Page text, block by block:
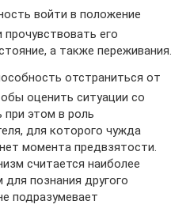
войти в положение
прочувствовать его
а также переживания.
отстраниться от
оценить ситуации со
этом в роль
для которого чужда
момента предвзятости.
считается наиболее
познания другого
подразумевает